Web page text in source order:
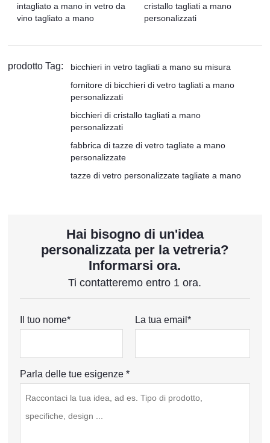
intagliato a mano in vetro da
vino tagliato a mano
cristallo tagliati a mano
personalizzati
prodotto Tag:
bicchieri in vetro tagliati a mano su misura
fornitore di bicchieri di vetro tagliati a mano
personalizzati
bicchieri di cristallo tagliati a mano
personalizzati
fabbrica di tazze di vetro tagliate a mano
personalizzate
tazze di vetro personalizzate tagliate a mano
Hai bisogno di un'idea
personalizzata per la vetreria?
Informarsi ora.
Ti contatteremo entro 1 ora.
Il tuo nome* La tua email*
Parla delle tue esigenze *